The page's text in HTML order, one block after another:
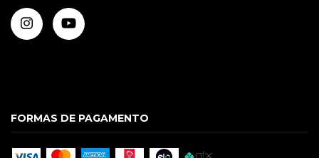
FORMAS DE PAGAMENTO